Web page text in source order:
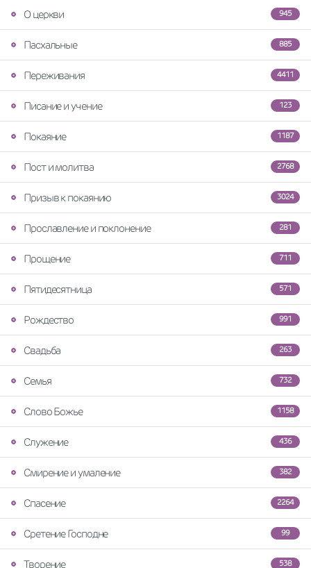
945
О церкви
885
Пасхальные
4411
Переживания
123
Писание и учение
1187
Покаяние
2768
Пост и молитва
3024
Призыв к покаянию
281
Прославление и поклонение
711
Прощение
571
Пятидесятница
991
Рождество
263
Свадьба
732
Семья
1158
Слово Божье
436
Служение
382
Смирение и умаление
2264
Спасение
99
Сретение Господне
538
Творение